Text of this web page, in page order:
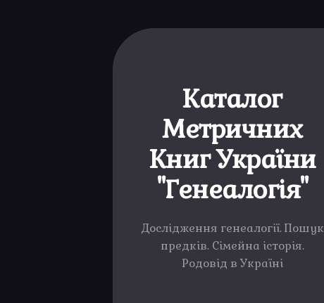
Каталог
Метричних
Книг України
"Генеалогія"
Дослідження генеалогії. Пошук
предків. Сімейна історія.
Родовід в Україні